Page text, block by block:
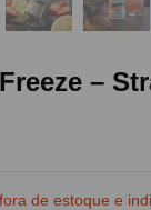
–
de estoque e